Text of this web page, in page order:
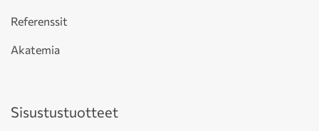
Referenssit
Akatemia
Sisustustuotteet